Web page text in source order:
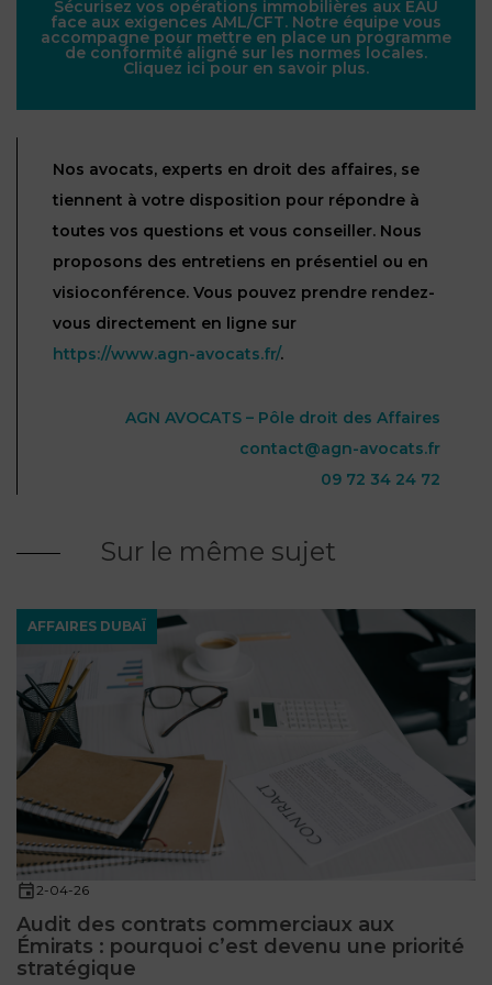
Sécurisez vos opérations immobilières aux EAU
face aux exigences AML/CFT. Notre équipe vous
accompagne pour mettre en place un programme
de conformité aligné sur les normes locales.
Cliquez ici pour en savoir plus.
Nos avocats, experts en droit des affaires, se
tiennent à votre disposition pour répondre à
toutes vos questions et vous conseiller. Nous
proposons des entretiens en présentiel ou en
visioconférence. Vous pouvez prendre rendez-
vous directement en ligne sur
https://www.agn-avocats.fr/.
AGN AVOCATS – Pôle droit des Affaires
contact@agn-avocats.fr
09 72 34 24 72
Sur le même sujet
AFFAIRES DUBAÏ
2-04-26
Audit des contrats commerciaux aux
Émirats : pourquoi c’est devenu une priorité
stratégique